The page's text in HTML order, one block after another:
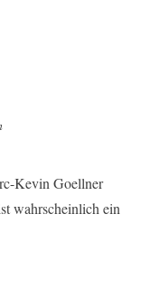
Kevin Goellner
wahrscheinlich ein